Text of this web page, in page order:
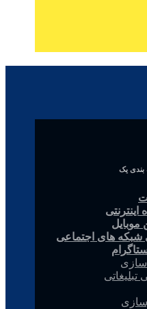
بندی یک
موبایل
شبکه های اجتماعی
سازی